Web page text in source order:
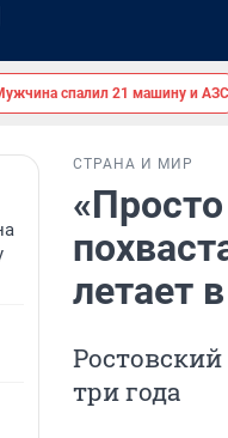
спалил 21 машину и АЗС
СТРАНА И МИР
летает
три года